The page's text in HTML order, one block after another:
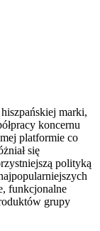
marki,
koncernu
platformie co
się
polityką
funkcjonalne
grupy